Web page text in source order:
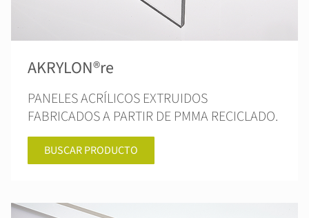
AKRYLON®re
PANELES ACRÍLICOS EXTRUIDOS
FABRICADOS A PARTIR DE PMMA RECICLADO.
BUSCAR PRODUCTO